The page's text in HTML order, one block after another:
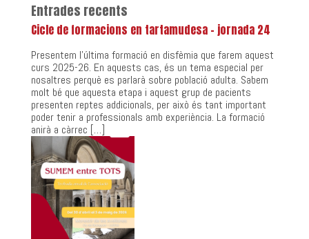
Entrades recents
Cicle de formacions en tartamudesa – jornada 24
Presentem l’última formació en disfèmia que farem aquest
curs 2025-26. En aquests cas, és un tema especial per
nosaltres perquè es parlarà sobre població adulta. Sabem
molt bé que aquesta etapa i aquest grup de pacients
presenten reptes addicionals, per això és tant important
poder tenir a professionals amb experiència. La formació
anirà a càrrec […]